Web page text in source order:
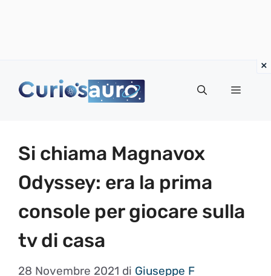
Menu
Si chiama Magnavox
Odyssey: era la prima
console per giocare sulla
tv di casa
28 Novembre 2021 di Giuseppe F